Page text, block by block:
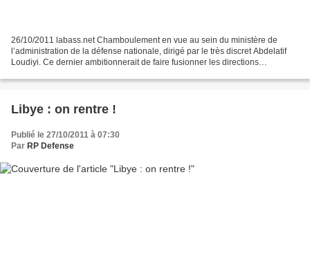
26/10/2011 labass.net Chamboulement en vue au sein du ministère de
l’administration de la défense nationale, dirigé par le très discret Abdelatif
Loudiyi. Ce dernier ambitionnerait de faire fusionner les directions
Libye : on rentre !
Publié le 27/10/2011 à 07:30
Par RP Defense